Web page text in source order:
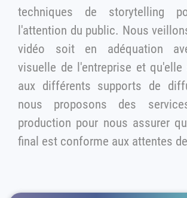
techniques de storytelling
l'attention du public. Nous veillons à ce que la
vidéo soit en adéquation
visuelle de l'entreprise et qu'elle
aux différents supports de diffusion. Enfin,
nous proposons des services
production pour nous assurer
final est conforme aux